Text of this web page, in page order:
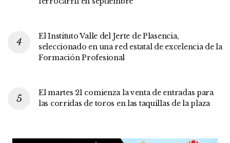
El Instituto Valle del Jerte de Plasencia,
seleccionado en una red estatal de excelencia de la
Formación Profesional
El martes 21 comienza la venta de entradas para
las corridas de toros en las taquillas de la plaza